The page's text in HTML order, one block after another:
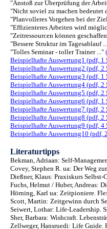
"Anstoß zur Überprüfung der
"Nicht soviel zu machen bedeutet
"Planvolleres Vorgehen bei der
"Effizienteres Arbeiten wird
"Zeitressourcen können
"Bessere Struktur im Tagesablauf
"Tolles Seminar - toller Trainer ..."
Beispielhafte Auswertung1 (pdf, 1
Beispielhafte Auswertung2 (pdf, 2
Beispielhafte Auswertung3 (pdf, 1
Beispielhafte Auswertung4 (pdf, 2
Beispielhafte Auswertung5 (pdf, 2
Beispielhafte Auswertung6 (pdf, 1
Beispielhafte Auswertung7 (pdf, 2
Beispielhafte Auswertung8 (pdf, 2
Beispielhafte Auswertung9 (pdf, 4
Beispielhafte Auswertung10 (pdf,
Literaturtipps
Bekman, Adriaan: Self-
Covey, Stephen R. ua: Der Weg
Dießner, Klaus: Praxiskurs
Fuchs, Helmut / Huber, Andreas:
Hörning, Karl ua: Zeitpioniere.
Scott, Martin: Zeitgewinn durch
Seiwert, Lothar: Life-Leadership.
Sher, Barbara: Wishcraft.
Zellweger, Hansruedi: Life Guide.